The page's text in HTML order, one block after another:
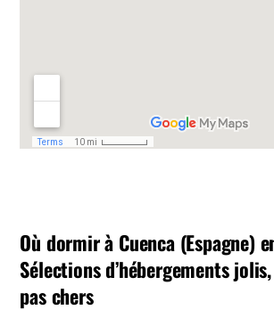
Où dormir à Cuenca (Espagne)
Sélections d’hébergements
pas chers